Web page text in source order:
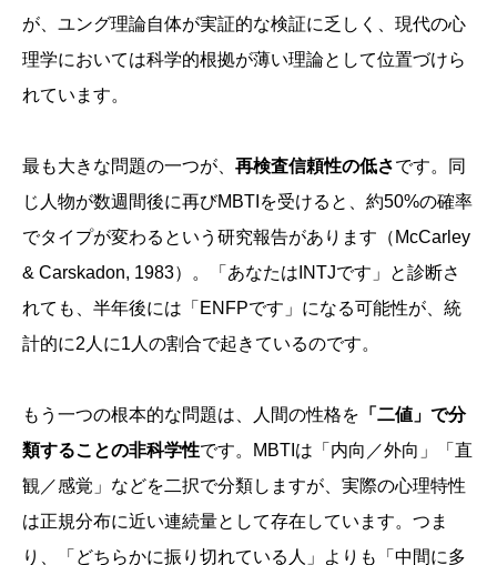
が、ユング理論自体が実証的な検証に乏しく、現代の心
理学においては科学的根拠が薄い理論として位置づけら
れています。
最も大きな問題の一つが、 再検査信頼性の低さです。同
じ人物が数週間後に再びMBTIを受けると、約50%の確率
でタイプが変わるという研究報告があります（McCarley
& Carskadon, 1983）。「あなたはINTJです」と診断さ
れても、半年後には「ENFPです」になる可能性が、統
計的に2人に1人の割合で起きているのです。
もう一つの根本的な問題は、人間の性格を 「二値」で分
類することの非科学性です。MBTIは「内向／外向」「直
観／感覚」などを二択で分類しますが、実際の心理特性
は正規分布に近い連続量として存在しています。つま
り、「どちらかに振り切れている人」よりも「中間に多